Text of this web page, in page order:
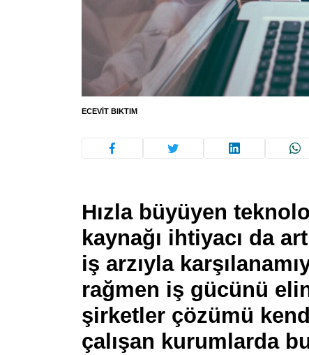
ECEVIT BIKTIM
Hızla büyüyen
kaynağı ihtiyacı da
iş arzıyla
rağmen iş gücünü
şirketler çözümü
çalışan kurumlarda